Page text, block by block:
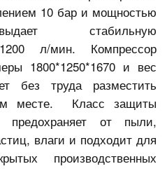
10 бар и мощностью
стабильную
л/мин. Компрессор
1800*1250*1670 и вес
без труда разместить
месте. Класс защиты
предохраняет от пыли,
влаги и подходит для
производственных